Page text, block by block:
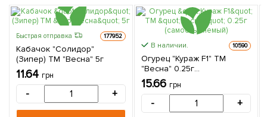
Быстрая отправка 177952
Кабачок "Солидор"
(Зипер) ТМ "Весна" 5г
11.64 грн
- +
В наличии. 10590
Огурец "Кураж F1" ТМ
"Весна" 0.25г
(самоопыляемый)
15.66 грн
- +